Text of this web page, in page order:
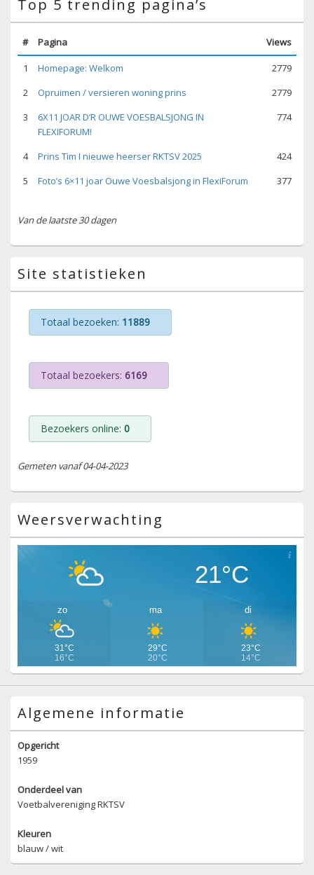
Top 5 trending pagina’s
# Pagina Views
1 Homepage: Welkom
2779
2
Opruimen / versieren woning prins
2779
3
6X11 JOAR D’R OUWE VOESBALSJONG IN
FLEXIFORUM!
774
4 Prins Tim I nieuwe heerser RKTSV 2025
424
5
Foto’s 6×11 joar Ouwe Voesbalsjong in FlexiForum 377
Van de laatste 30 dagen
Site statistieken
Totaal bezoeken: 11889
Totaal bezoekers: 6169
Bezoekers online: 0
Gemeten vanaf 04-04-2023
Weersverwachting
21°C
zo
31°C
16°C
ma
29°C
20°C
di
23°C
14°C
Algemene informatie
Opgericht
1959
Onderdeel van
Voetbalvereniging RKTSV
Kleuren
blauw / wit